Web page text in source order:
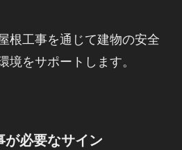
根工事を通じて建物の安全
境をサポートします。
が必要なサイン